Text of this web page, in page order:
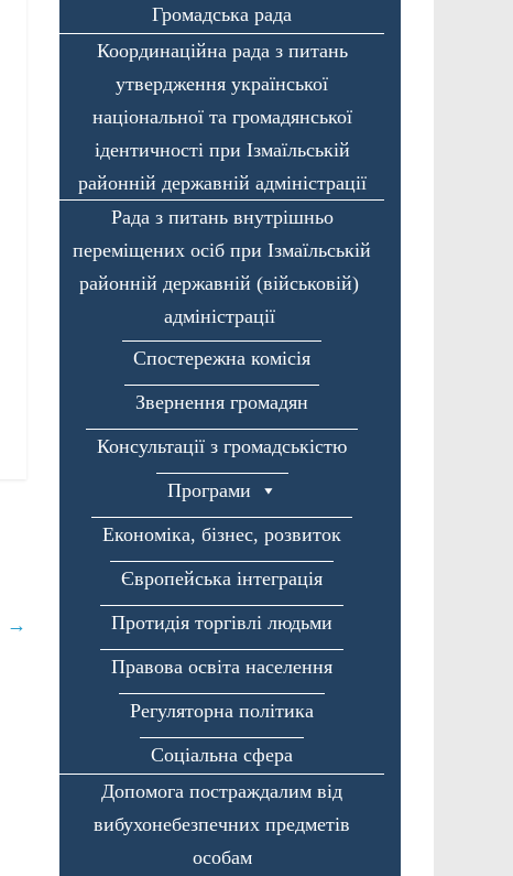
→
Громадська рада
Координаційна рада з питань
утвердження української
національної та громадянської
ідентичності при Ізмаїльській
районній державній адміністрації
Рада з питань внутрішньо
переміщених осіб при Ізмаїльській
районній державній (військовій)
адміністрації
Спостережна комісія
Звернення громадян
Консультації з громадськістю
Програми
Економіка, бізнес, розвиток
Європейська інтеграція
Протидія торгівлі людьми
Правова освіта населення
Регуляторна політика
Соціальна сфера
Допомога постраждалим від
вибухонебезпечних предметів
особам